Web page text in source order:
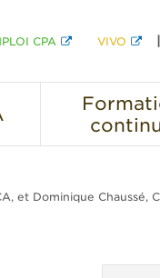
CPA VIVO
et Dominique Chaussé,